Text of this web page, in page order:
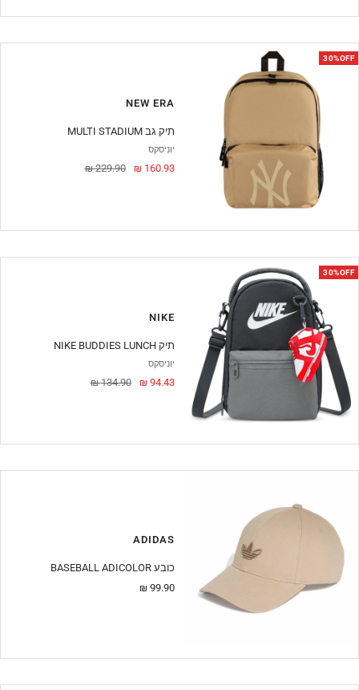
30%OFF
NEW ERA
MULTI STADIUM תיק גב
יוניסקס
מחיר
160.93 ₪ מחיר
229.90 ₪
30%OFF
NIKE
NIKE BUDDIES LUNCH תיק
יוניסקס
מחיר
94.43 ₪ מחיר
134.90 ₪
ADIDAS
BASEBALL ADICOLOR כובע
מחיר
99.90 ₪